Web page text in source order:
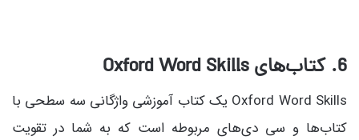
6. کتاب‌های Oxford Word Skills
Oxford Word Skills یک کتاب آموزشی واژگانی سه سطحی با
کتاب‌ها و سی دی‌های مربوطه است که به شما در تقویت